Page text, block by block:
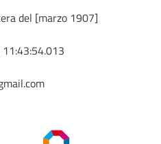
del [marzo 1907]